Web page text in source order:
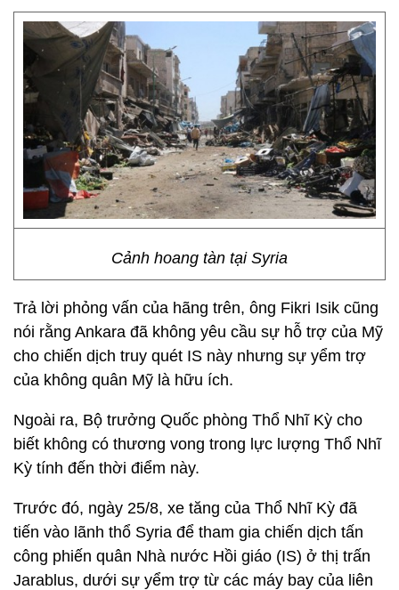
Cảnh hoang tàn tại Syria
Trả lời phỏng vấn của hãng trên, ông Fikri Isik cũng
nói rằng Ankara đã không yêu cầu sự hỗ trợ của Mỹ
cho chiến dịch truy quét IS này nhưng sự yểm trợ
của không quân Mỹ là hữu ích.
Ngoài ra, Bộ trưởng Quốc phòng Thổ Nhĩ Kỳ cho
biết không có thương vong trong lực lượng Thổ Nhĩ
Kỳ tính đến thời điểm này.
Trước đó, ngày 25/8, xe tăng của Thổ Nhĩ Kỳ đã
tiến vào lãnh thổ Syria để tham gia chiến dịch tấn
công phiến quân Nhà nước Hồi giáo (IS) ở thị trấn
Jarablus, dưới sự yểm trợ từ các máy bay của liên